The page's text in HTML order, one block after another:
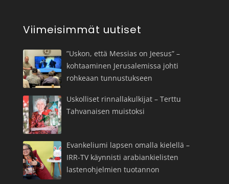
Viimeisimmät uutiset
”Uskon, että Messias on Jeesus” –
kohtaaminen Jerusalemissa johti
rohkeaan tunnustukseen
Uskolliset rinnallakulkijat – Terttu
Tahvanaisen muistoksi
Evankeliumi lapsen omalla kielellä –
IRR-TV käynnisti arabiankielisten
lastenohjelmien tuotannon